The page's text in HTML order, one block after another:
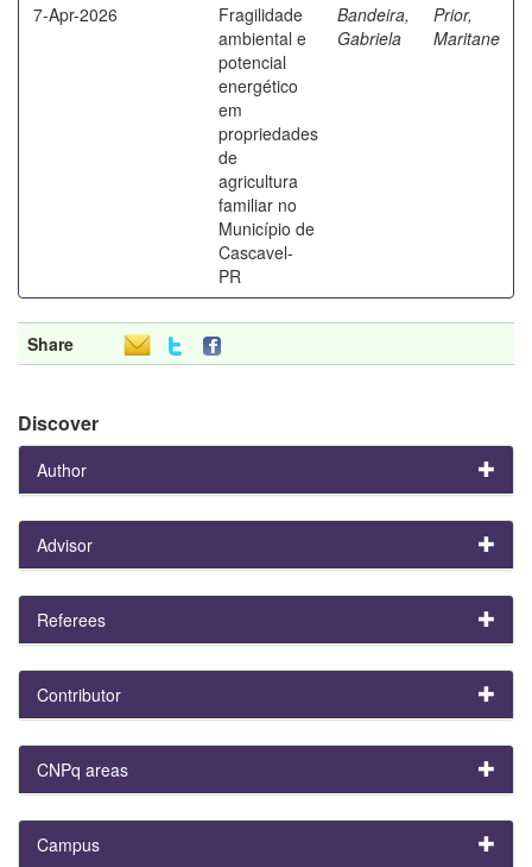
7-Apr-2026
Fragilidade
ambiental e
potencial
energético
em
propriedades
de
agricultura
familiar no
Município de
Cascavel-
PR
Bandeira,
Gabriela
Prior,
Maritane
Share
Discover
Author
Advisor
Referees
Contributor
CNPq areas
Campus